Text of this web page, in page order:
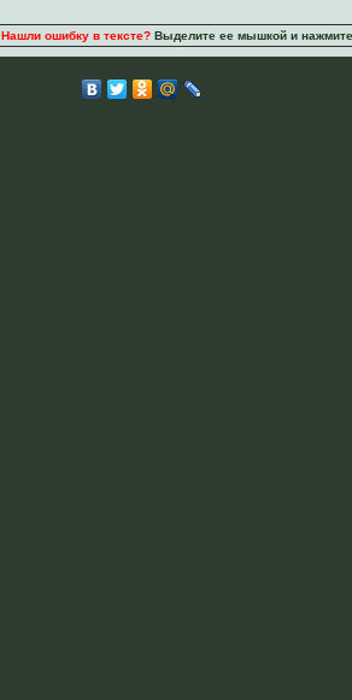
Нашли ошибку в тексте?Выделите ее мышкой и нажмите